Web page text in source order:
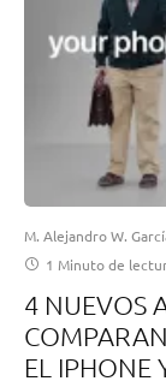
M. Alejandro W.
1 Minuto de
4 NUEVOS
EL IPHONE